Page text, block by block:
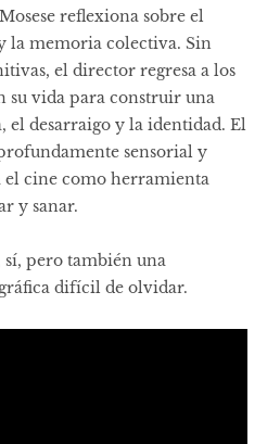
reflexiona sobre el
la memoria colectiva. Sin
el director regresa a los
su vida para construir una
el desarraigo y la identidad. El
sensorial y
cine como herramienta
y sanar.
pero también una
difícil de olvidar.